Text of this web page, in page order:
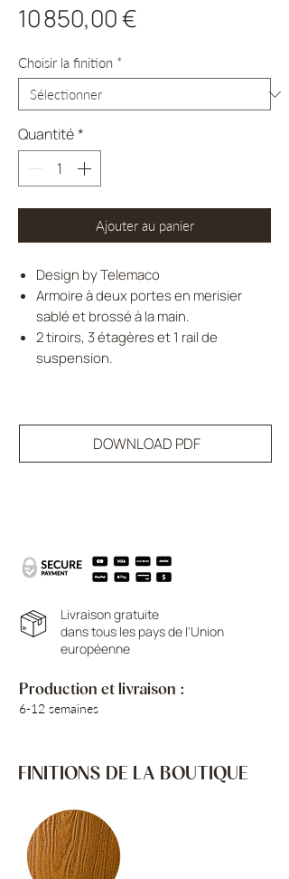
10 850,00 €
Choisir la finition *
Quantité*
Ajouter au panier
Design by Telemaco
Armoire à deux portes en merisier
sablé et brossé à la main.
2 tiroirs, 3 étagères et 1 rail de
suspension.
DOWNLOAD PDF
Livraison gratuite
dans tous les pays de l'Union
européenne
Production et livraison :
6-12 semaines
FINITIONS DE LA BOUTIQUE